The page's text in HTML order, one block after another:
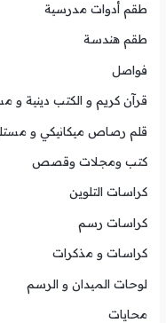
طقم أدوات مدرسية
طقم هندسة
فواصل
قرآن كريم و الكتب دينية و
قلم رصاص ميكانيكي و
كتب ومجلات وقصص
كراسات التلوين
كراسات رسم
كراسات و مذكرات
لوحات الميدان و الرسم
محايات